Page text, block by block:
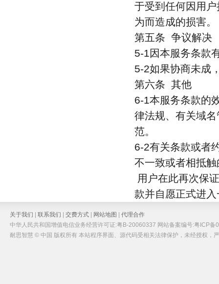
于受到任何因用
为而造成的损害。
第五条 争议解决
5-1因本服务条款
5-2如果协商未成
第六条 其他
6-1本服务条款的
律法规、有关域
范。
6-2有关条款或者
不一致或者相抵
用户在此再次保
款并自愿正式进
关于我们 联系我们 交费方式 网站地图
代理合作
中华人民共和国增值电信业务经营许可证:粤B-20060337 网站备案编号:粤ICP备
耐思智慧 © 中国 版权所有 本站程序界面、源代码受相关法律保护，未经授权，